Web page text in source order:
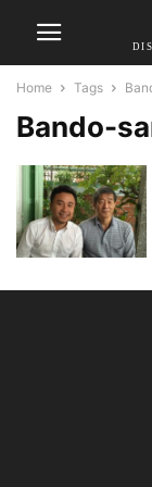
Home Tags
Bando-